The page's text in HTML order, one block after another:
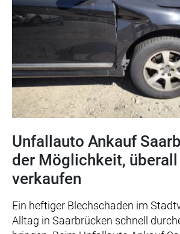
Unfallauto Ankauf
der Möglichkeit,
verkaufen
Ein heftiger Blechschaden im
Alltag in Saarbrücken schnell